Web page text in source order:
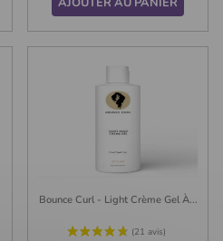
Bounce Curl - Light Crème Gel À...